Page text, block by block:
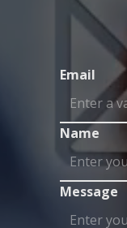
Email
Name
Message